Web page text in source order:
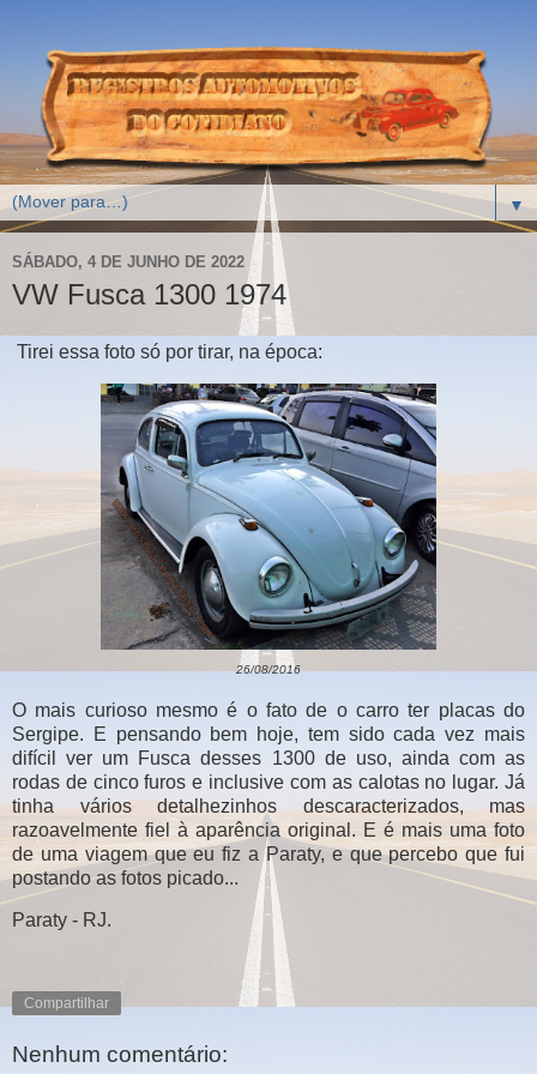
▼
SÁBADO, 4 DE JUNHO DE 2022
VW Fusca 1300 1974
Tirei essa foto só por tirar, na época:
26/08/2016
O mais curioso mesmo é o fato de o carro ter placas do
Sergipe. E pensando bem hoje, tem sido cada vez mais
difícil ver um Fusca desses 1300 de uso, ainda com as
rodas de cinco furos e inclusive com as calotas no lugar. Já
tinha vários detalhezinhos descaracterizados, mas
razoavelmente fiel à aparência original. E é mais uma foto
de uma viagem que eu fiz a Paraty, e que percebo que fui
postando as fotos picado...
Paraty - RJ.
Compartilhar
Nenhum comentário: